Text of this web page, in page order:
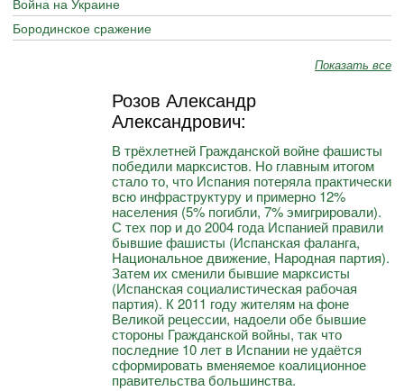
Война на Украине
Бородинское сражение
Показать все
Розов Александр
Александрович:
В трёхлетней Гражданской войне фашисты
победили марксистов. Но главным итогом
стало то, что Испания потеряла практически
всю инфраструктуру и примерно 12%
населения (5% погибли, 7% эмигрировали).
С тех пор и до 2004 года Испанией правили
бывшие фашисты (Испанская фаланга,
Национальное движение, Народная партия).
Затем их сменили бывшие марксисты
(Испанская социалистическая рабочая
партия). К 2011 году жителям на фоне
Великой рецессии, надоели обе бывшие
стороны Гражданской войны, так что
последние 10 лет в Испании не удаётся
сформировать вменяемое коалиционное
правительства большинства.